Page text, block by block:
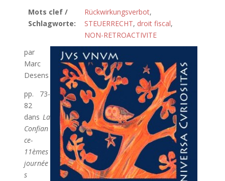
Mots clef /
Schlagworte:
Rückwirkungsverbot,
STEUERRECHT, droit fiscal,
NON-RETROACTIVITE
par
Marc
Desens
pp. 73-
82
dansLa
Confian
ce-
11èmes
journée
s